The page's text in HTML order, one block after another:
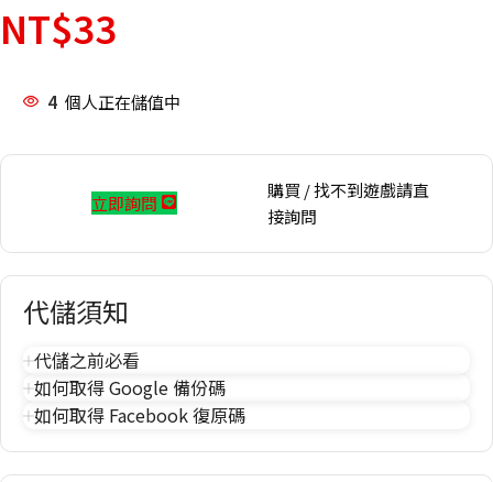
NT$33
4 個人正在儲值中
立即詢問
購買 / 找不到遊戲請直
接詢問
代儲須知
代儲之前必看
如何取得 Google 備份碼
如何取得 Facebook 復原碼